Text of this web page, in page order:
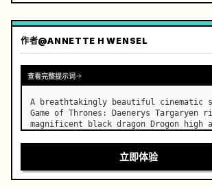
作者@ANNETTE H WENSEL
查看完整提示词
A breathtakingly beautiful cinematic
Game of Thrones: Daenerys Targaryen
magnificent black dragon Drogon high
golden hour. …
立即体验